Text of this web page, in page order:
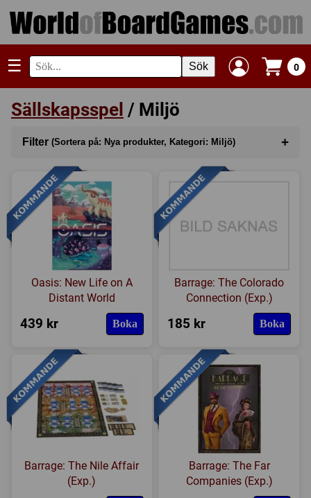
☰ Sök 0
Sällskapsspel / Miljö
Filter (Sortera på: Nya produkter, Kategori: Miljö) +
Sortera på(Nya produkter)
Kategori(Miljö)
Serie
Tillverkare
Regler
Expansioner
I lager
Oasis: New Life on A
Distant World
439 kr Boka
Barrage: The Colorado
Connection (Exp.)
185 kr Boka
Barrage: The Nile Affair
(Exp.)
Barrage: The Far
Companies (Exp.)